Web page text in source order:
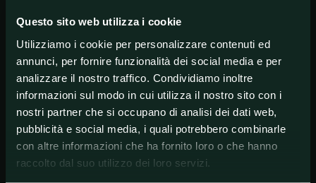
Questo sito web utilizza i cookie
Utilizziamo i cookie per personalizzare contenuti ed
annunci, per fornire funzionalità dei social media e per
analizzare il nostro traffico. Condividiamo inoltre
informazioni sul modo in cui utilizza il nostro sito con i
nostri partner che si occupano di analisi dei dati web,
pubblicità e social media, i quali potrebbero combinarle
con altre informazioni che ha fornito loro o che hanno
raccolto dal suo utilizzo dei loro servizi.
gara sulla carta abbordabile.
Che partita aspettarsi
Gara che sembra senza storia per valori in campo e
sembrano essere d’accordo anche i bookmakers. In
questo senso, l’opzione1 + MultiGol 2-5è quotata a
2.15 su Goldbet e Better, mentre è a 2.14 su
Sportitaliabet.